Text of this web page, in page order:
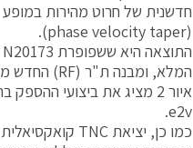
חדשנית של חרוט מהירות במופע
(phase velocity taper).
e2v.